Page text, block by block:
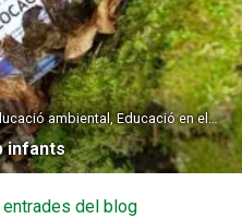
infants
nov. 25, 2024 | Colònies escolars, Educació ambiental, Educació en el lleure, Sortides escolars
del blog